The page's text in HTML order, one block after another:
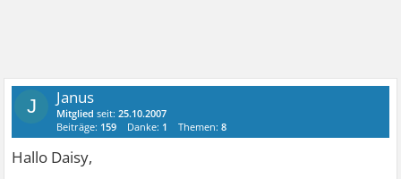
J Janus
Mitglied seit:25.10.2007
Beiträge: 159 Danke: 1 Themen:8
Hallo Daisy,